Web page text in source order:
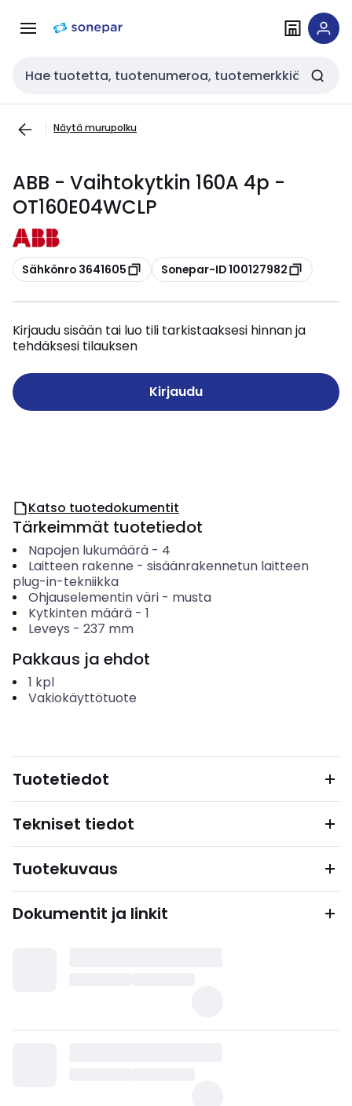
navigointiinsisältöön
Haku
Näytä murupolku
ABB - Vaihtokytkin 160A 4p -
OT160E04WCLP
Kopioi
Sähkönro 3641605 Kopioi
Sonepar-ID 100127982
Kirjaudu sisään tai luo tili tarkistaaksesi hinnan ja
tehdäksesi tilauksen
Kirjaudu
Katso tuotedokumentit
Tärkeimmät tuotetiedot
Napojen lukumäärä- 4
Laitteen rakenne - sisäänrakennetun laitteen
plug-in-tekniikka
Ohjauselementin väri- musta
Kytkinten määrä- 1
Leveys - 237 mm
Pakkaus ja ehdot
1 kpl
Vakiokäyttötuote
Tuotetiedot
Tekniset tiedot
Tuotekuvaus
Dokumentit ja linkit